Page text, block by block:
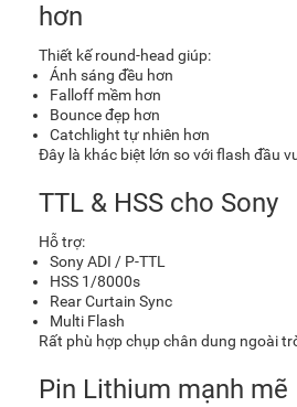
hơn
Thiết kế round-head giúp:
Ánh sáng đều hơn
Falloff mềm hơn
Bounce đẹp hơn
Catchlight tự nhiên hơn
Đây là khác biệt lớn so với flash đầu
TTL & HSS cho Sony
Hỗ trợ:
Sony ADI / P-TTL
HSS 1/8000s
Rear Curtain Sync
Multi Flash
Rất phù hợp chụp chân dung ngoài
Pin Lithium mạnh mẽ